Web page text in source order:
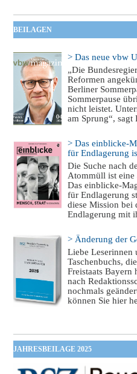
BEILAGEN
> Das neue vbw
„Die
Reformen
Berliner
Sommerpause
nicht leistet.
am Sprung“, sagt
> Das einblicke-
für Endlagerung
Die Suche nach
Atommüll ist eine
Das einblicke-
für Endlagerung
diese Mission bei
Endlagerung mit
> Änderung der
Liebe Leserinnen
Taschenbuchs,
Freistaats Bayern
nach
nochmals
können Sie hier
JAHRESBEILAGE 2025